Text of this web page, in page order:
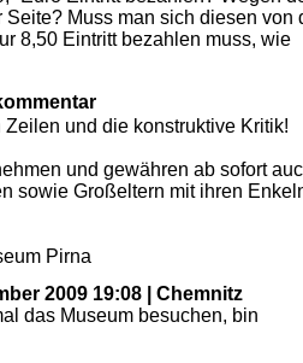
Muss man sich diesen von
8,50 Eintritt bezahlen muss, wie
und die konstruktive Kritik!
und gewähren ab sofort
sowie Großeltern mit ihren
Pirna
2009 19:08 | Chemnitz
das Museum besuchen, bin